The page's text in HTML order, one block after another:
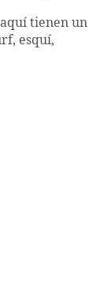
tienen un
esquí,